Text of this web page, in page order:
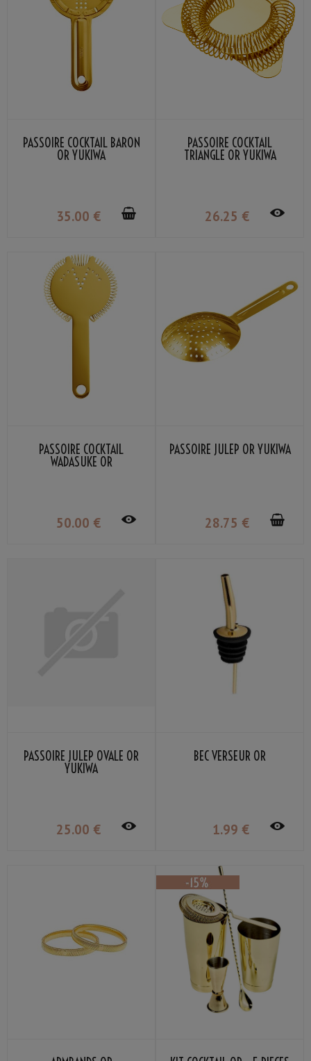
PASSOIRE COCKTAIL BARON
OR YUKIWA
35.00 €
PASSOIRE COCKTAIL
TRIANGLE OR YUKIWA
26.25 €
PASSOIRE COCKTAIL
WADASUKE OR
50.00 €
PASSOIRE JULEP OR YUKIWA
28.75 €
PASSOIRE JULEP OVALE OR
YUKIWA
25.00 €
BEC VERSEUR OR
1.99 €